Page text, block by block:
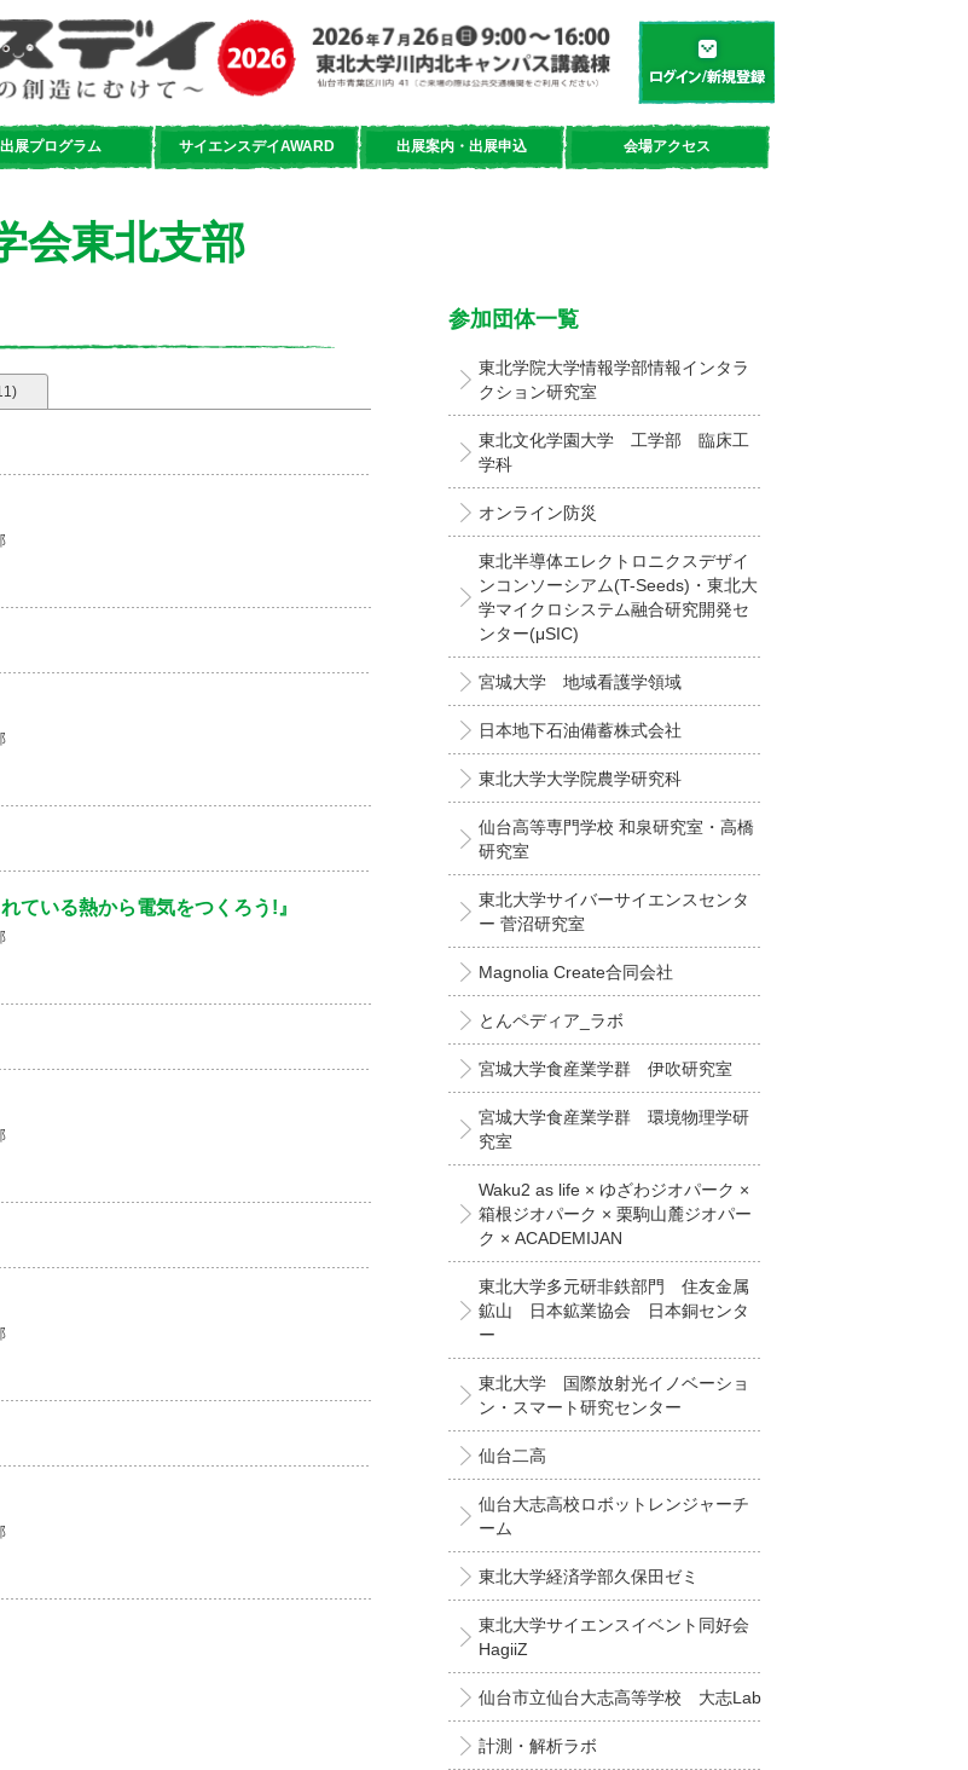
学都「仙台・宮城」サイエンスデイ
出展プログラム サイエンスデイAWARD 出展案内・出展申込 会場アクセス
会東北支部
ている熱から電気をつくろう!』
参加団体一覧
東北学院大学情報学部情報インタラ
クション研究室
東北文化学園大学 工学部 臨床工
学科
オンライン防災
東北半導体エレクトロニクスデザイ
ンコンソーシアム(T-Seeds)・東北大
学マイクロシステム融合研究開発セ
ンター(μSIC)
宮城大学 地域看護学領域
日本地下石油備蓄株式会社
東北大学大学院農学研究科
仙台高等専門学校 和泉研究室・高橋
研究室
東北大学サイバーサイエンスセンタ
ー 菅沼研究室
Magnolia Create合同会社
とんペディア_ラボ
宮城大学食産業学群 伊吹研究室
宮城大学食産業学群 環境物理学研
究室
Waku2 as life × ゆざわジオパーク ×
箱根ジオパーク × 栗駒山麓ジオパー
ク × ACADEMIJAN
東北大学多元研非鉄部門 住友金属
鉱山 日本鉱業協会 日本銅センタ
ー
東北大学 国際放射光イノベーショ
ン・スマート研究センター
仙台二高
仙台大志高校ロボットレンジャーチ
ーム
東北大学経済学部久保田ゼミ
東北大学サイエンスイベント同好会
HagiiZ
仙台市立仙台大志高等学校 大志Lab
計測・解析ラボ